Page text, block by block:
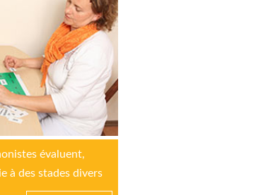
évaluent,
à des stades divers